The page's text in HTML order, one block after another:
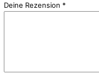
Deine Rezension *